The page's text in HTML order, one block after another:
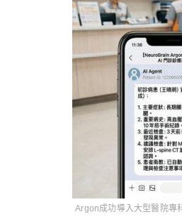
Argon成功導入大型醫院專